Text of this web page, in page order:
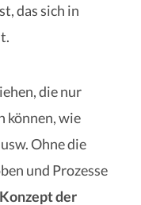
das sich in
die nur
können, wie
Ohne die
und Prozesse
der